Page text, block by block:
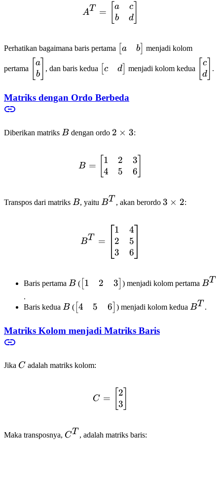
A^T = \begin{bmatrix}
AT =
a
b
c
d
Perhatikan bagaimana baris pertama
\begin{bmatrix}
\end{bmatrix}
a b menjadi kolom
pertama
\begin{bmatrix}
a \\ b
a
b
, dan baris kedua
\begin{bmatrix}
c & d
c d menjadi kolom kedua
c \\
[c
d
.
Matriks dengan Ordo Berbeda
Diberikan matriks B
Bdengan ordo 2
2 × 3:
B = \begin{bmatrix} 1
B = [1
4
2
5
3
6
Transpos dari matriks B
B, yaitu B^T
BT , akan berordo 3
3 × 2:
B^T = \begin{bmatrix}
BT =
1
2
3
4
5
6
Baris pertama B
B(\begin{bmatrix}
\end{bmatrix}
[ 1 2 3 ) menjadi kolom pertama B^T
BT
.
Baris kedua B
B(\begin{bmatrix}
\end{bmatrix}
[ 4 5 6 ) menjadi kolom kedua B^T
BT .
Matriks Kolom menjadi Matriks Baris
Jika C
C adalah matriks kolom:
C = \begin{bmatrix} 2
C =
2
3
Maka transposnya, C^T
CT , adalah matriks baris: